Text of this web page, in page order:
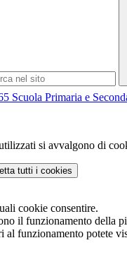
Scuola Primaria e
si avvalgono di
tutti i cookies
cookie consentire.
il funzionamento della
al funzionamento potete